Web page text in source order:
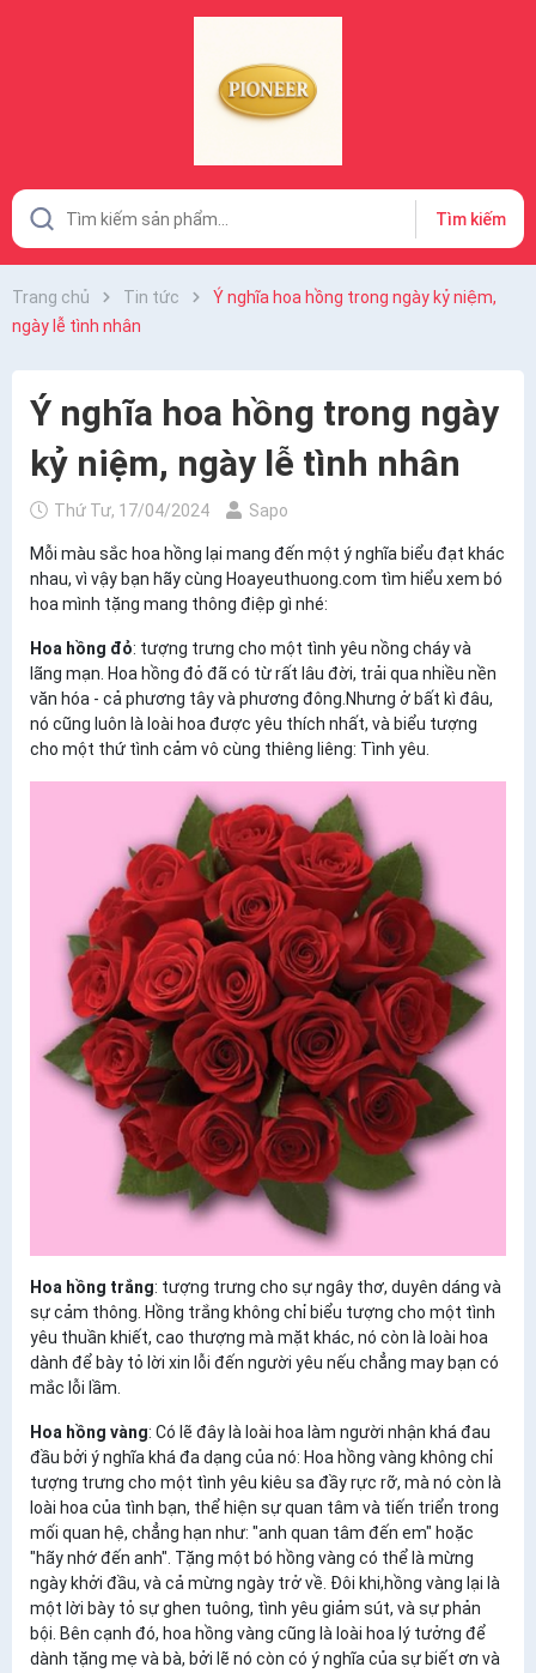
Tìm kiếm
Trang chủ Tin tức
Ý nghĩa hoa hồng trong ngày kỷ niệm,
ngày lễ tình nhân
Ý nghĩa hoa hồng trong ngày
kỷ niệm, ngày lễ tình nhân
Thứ Tư, 17/04/2024 Sapo
Mỗi màu sắc hoa hồng lại mang đến một ý nghĩa biểu đạt khác
nhau, vì vậy bạn hãy cùng Hoayeuthuong.com tìm hiểu xem bó
hoa mình tặng mang thông điệp gì nhé:
Hoa hồng đỏ: tượng trưng cho một tình yêu nồng cháy và
lãng mạn. Hoa hồng đỏ đã có từ rất lâu đời, trải qua nhiều nền
văn hóa - cả phương tây và phương đông.Nhưng ở bất kì đâu,
nó cũng luôn là loài hoa được yêu thích nhất, và biểu tượng
cho một thứ tình cảm vô cùng thiêng liêng: Tình yêu.
Hoa hồng trắng: tượng trưng cho sự ngây thơ, duyên dáng và
sự cảm thông. Hồng trắng không chỉ biểu tượng cho một tình
yêu thuần khiết, cao thượng mà mặt khác, nó còn là loài hoa
dành để bày tỏ lời xin lỗi đến người yêu nếu chẳng may bạn có
mắc lỗi lầm.
Hoa hồng vàng: Có lẽ đây là loài hoa làm người nhận khá đau
đầu bởi ý nghĩa khá đa dạng của nó: Hoa hồng vàng không chỉ
tượng trưng cho một tình yêu kiêu sa đầy rực rỡ, mà nó còn là
loài hoa của tình bạn, thể hiện sự quan tâm và tiến triển trong
mối quan hệ, chẳng hạn như: "anh quan tâm đến em" hoặc
"hãy nhớ đến anh". Tặng một bó hồng vàng có thể là mừng
ngày khởi đầu, và cả mừng ngày trở về. Đôi khi,hồng vàng lại là
một lời bày tỏ sự ghen tuông, tình yêu giảm sút, và sự phản
bội. Bên cạnh đó, hoa hồng vàng cũng là loài hoa lý tưởng để
dành tặng mẹ và bà, bởi lẽ nó còn có ý nghĩa của sự biết ơn và